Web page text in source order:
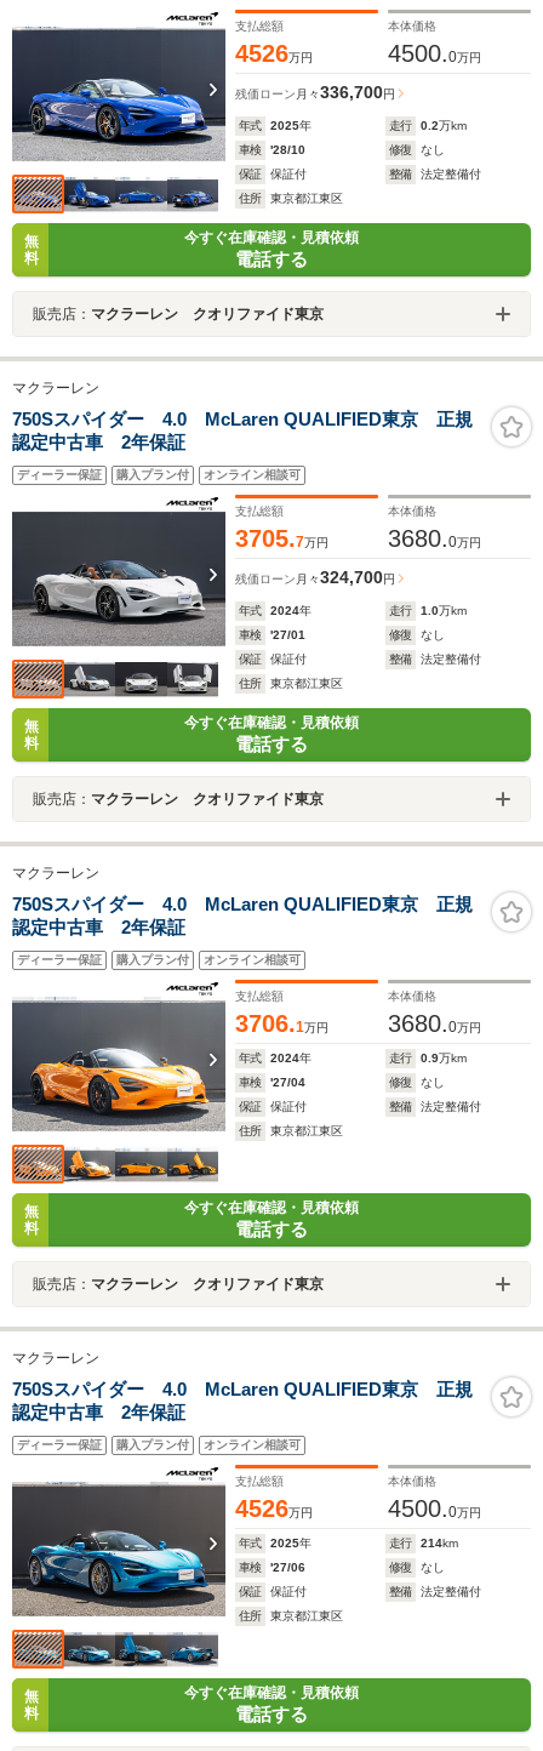
支払総額
4526万円
本体価格
4500.0万円
残価ローン 月々336,700円
年式 2025年 走行 0.2万km
車検
'28/10 修復
なし
保証
保証付 整備
法定整備付
住所
東京都江東区
無
料
今すぐ在庫確認・見積依頼
電話する
販売店： マクラーレン クオリファイド東京
マクラーレン
750Sスパイダー 4.0 McLaren QUALIFIED東京 正規
認定中古車 2年保証
ディーラー保証 購入プラン付 オンライン相談可
支払総額
3705.7万円
本体価格
3680.0万円
残価ローン 月々324,700円
年式 2024年 走行 1.0万km
車検
'27/01 修復
なし
保証
保証付 整備
法定整備付
住所
東京都江東区
無
料
今すぐ在庫確認・見積依頼
電話する
販売店： マクラーレン クオリファイド東京
マクラーレン
750Sスパイダー 4.0 McLaren QUALIFIED東京 正規
認定中古車 2年保証
ディーラー保証 購入プラン付 オンライン相談可
支払総額
3706.1万円
本体価格
3680.0万円
年式 2024年 走行 0.9万km
車検
'27/04 修復
なし
保証
保証付 整備
法定整備付
住所
東京都江東区
無
料
今すぐ在庫確認・見積依頼
電話する
販売店： マクラーレン クオリファイド東京
マクラーレン
750Sスパイダー 4.0 McLaren QUALIFIED東京 正規
認定中古車 2年保証
ディーラー保証 購入プラン付 オンライン相談可
支払総額
4526万円
本体価格
4500.0万円
年式 2025年 走行 214km
車検
'27/06 修復
なし
保証
保証付 整備
法定整備付
住所
東京都江東区
無
料
今すぐ在庫確認・見積依頼
電話する